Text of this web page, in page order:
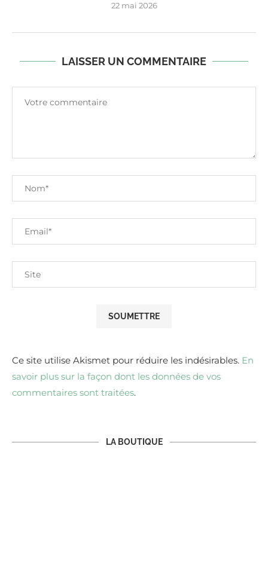
22 mai 2026
LAISSER UN COMMENTAIRE
Ce site utilise Akismet pour réduire les indésirables. En
savoir plus sur la façon dont les données de vos
commentaires sont traitées.
LA BOUTIQUE